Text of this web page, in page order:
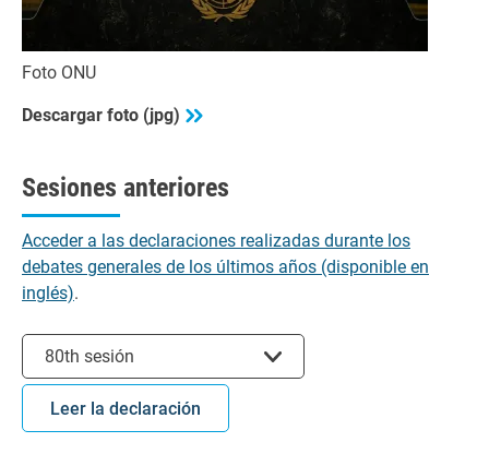
Foto ONU
Descargar foto (jpg)
Sesiones anteriores
Acceder a las declaraciones realizadas durante los
debates generales de los últimos años (disponible en
inglés).
80th sesión
Leer la declaración